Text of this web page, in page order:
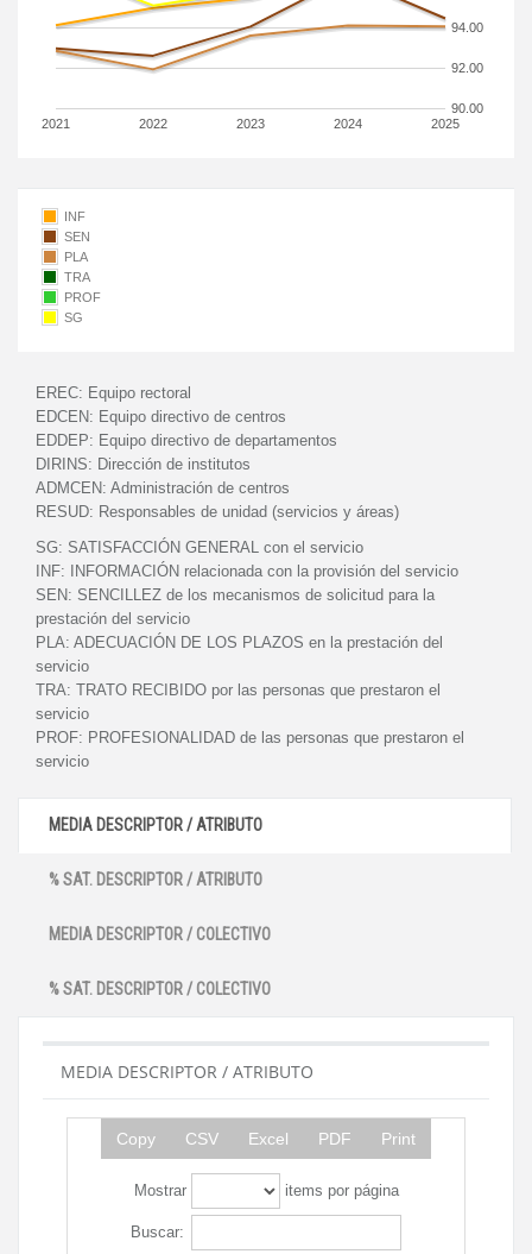
2021 2022 2023 2024 2025
90.00
92.00
94.00
INF
SEN
PLA
TRA
PROF
SG
EREC: Equipo rectoral
EDCEN: Equipo directivo de centros
EDDEP: Equipo directivo de departamentos
DIRINS: Dirección de institutos
ADMCEN: Administración de centros
RESUD: Responsables de unidad (servicios y áreas)
SG: SATISFACCIÓN GENERAL con el servicio
INF:
INFORMACIÓN relacionada con la provisión del servicio
SEN: SENCILLEZ de los mecanismos de solicitud para la
prestación del servicio
PLA: ADECUACIÓN DE LOS PLAZOS en la prestación del
servicio
TRA: TRATO RECIBIDO por las personas que prestaron el
servicio
PROF: PROFESIONALIDAD de las personas que prestaron el
servicio
MEDIA DESCRIPTOR / ATRIBUTO
% SAT. DESCRIPTOR / ATRIBUTO
MEDIA DESCRIPTOR / COLECTIVO
% SAT. DESCRIPTOR / COLECTIVO
MEDIA DESCRIPTOR / ATRIBUTO
Copy CSV Excel PDF Print
Mostrar items por página
Buscar: